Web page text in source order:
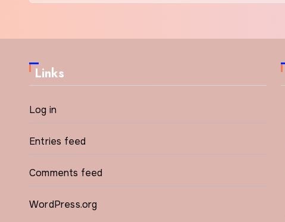
Links
Log in
Entries feed
Comments feed
WordPress.org